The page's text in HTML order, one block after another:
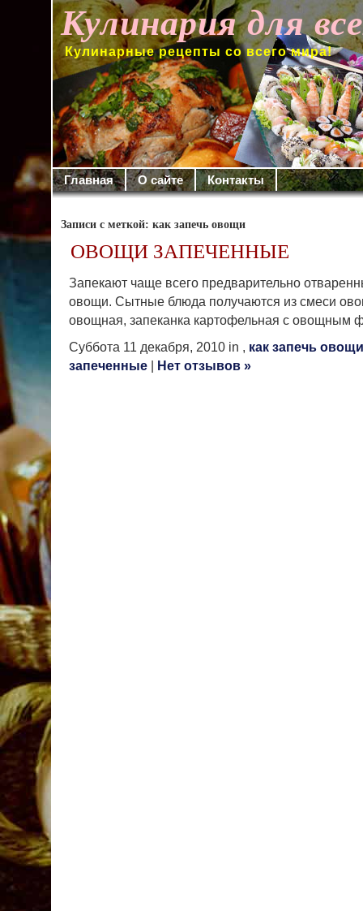
Кулинария для
Кулинарные рецепты со всего мира!
Главная О сайте Контакты
Записи с меткой: как запечь овощи
ОВОЩИ ЗАПЕЧЕННЫЕ
Запекают чаще всего предварительно
овощи. Сытные блюда получаются из смеси
овощная, запеканка картофельная с овощным
Суббота 11 декабря, 2010 in , как запечь овощи
запеченные | Нет отзывов »